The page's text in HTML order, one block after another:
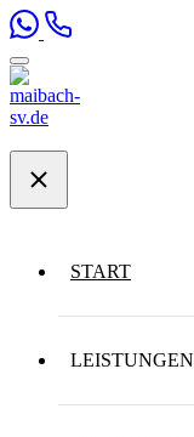
START
LEISTUNGEN